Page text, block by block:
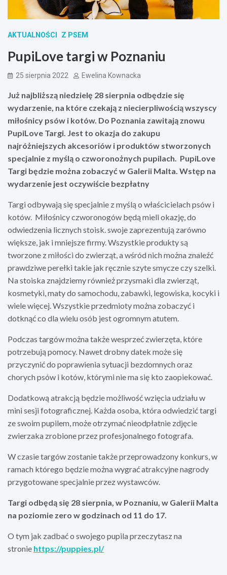
AKTUALNOŚCI Z PSEM
PupiLove targi w Poznaniu
25 sierpnia 2022 Ewelina Kownacka
Już najbliższą niedzielę 28 sierpnia odbędzie się
wydarzenie, na które czekają z niecierpliwością wszyscy
miłośnicy psów i kotów. Do Poznania zawitają znowu
PupiLove Targi. Jest to okazja do zakupu
najróżniejszych akcesoriów i produktów stworzonych
specjalnie z myślą o czworonożnych pupilach. PupiLove
Targi będzie można zobaczyć w Galerii Malta. Wstęp na
wydarzenie jest oczywiście bezpłatny
Targi odbywają się specjalnie z myślą o właścicielach psów i
kotów. Miłośnicy czworonogów będą mieli okazję, do
odwiedzenia licznych stoisk. swoje zaprezentują zarówno
większe, jak i mniejsze firmy. Wszystkie produkty są
tworzone z miłości do zwierząt, a wśród nich można znaleźć
prawdziwe perełki takie jak ręcznie szyte smycze czy szelki.
Na stoiska znajdziemy również przysmaki dla zwierząt,
kosmetyki, maty do samochodu, zabawki, legowiska, kocyki i
wiele więcej. Wszystkie przedmioty można zobaczyć i
dotknąć co dla wielu osób jest ogromnym atutem.
Podczas targów można także wesprzeć zwierzęta, które
potrzebują pomocy. Nawet drobny datek może się
przyczynić do poprawienia sytuacji bezdomnych oraz
chorych psów i kotów, którymi nie ma się kto zaopiekować.
Dodatkową atrakcją będzie możliwość wzięcia udziału w
mini sesji fotograficznej. Każda osoba, która odwiedzić targi
ze swoim pupilem, może otrzymać nieodpłatnie zdjęcie
zwierzaka zrobione przez profesjonalnego fotografa.
W czasie targów zostanie także przeprowadzony konkurs, w
ramach którego będzie można wygrać atrakcyjne nagrody
przygotowane specjalnie przez wystawców.
Targi odbędą się 28 sierpnia, w Poznaniu, w Galerii Malta
na poziomie zero w godzinach od 11 do 17.
O tym jak zadbać o swojego pupila przeczytasz na
stronie https://puppies.pl/